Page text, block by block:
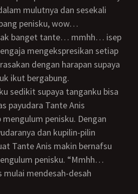
mulutnya dan sesekali
penisku, wow…
mengekspresikan setiap
dengan harapan supaya
ikut bergabung.
payudara Tante Anis
penisku. Dengan
dan kupilin-pilin
Tante Anis makin bernafsu
penisku. “Mmhh…
mendesah-desah